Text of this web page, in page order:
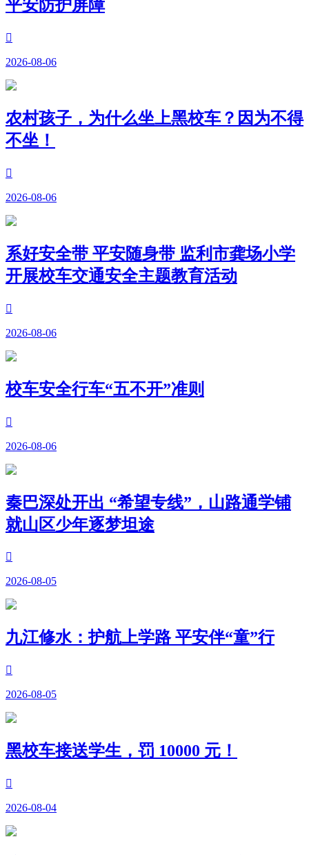
平安防护屏障

2026-08-06
农村孩子，为什么坐上黑校车？因为不得
不坐！

2026-08-06
系好安全带 平安随身带 监利市龚场小学
开展校车交通安全主题教育活动

2026-08-06
校车安全行车“五不开”准则

2026-08-06
秦巴深处开出 “希望专线”，山路通学铺
就山区少年逐梦坦途

2026-08-05
九江修水：护航上学路 平安伴“童”行

2026-08-05
黑校车接送学生，罚 10000 元！

2026-08-04